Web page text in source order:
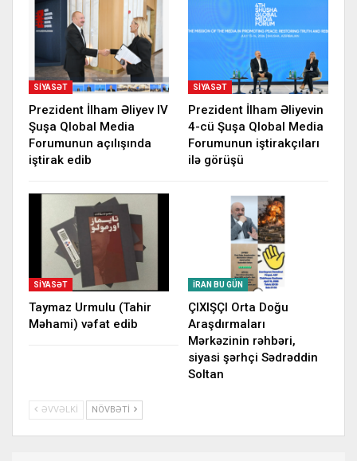
SIYASƏT
Prezident İlham Əliyev IV
Şuşa Qlobal Media
Forumunun açılışında
iştirak edib
SIYASƏT
Prezident İlham Əliyevin
4-cü Şuşa Qlobal Media
Forumunun iştirakçıları
ilə görüşü
SIYASƏT
Taymaz Urmulu (Tahir
Məhami) vəfat edib
İRAN BU GÜN
ÇIXIŞÇI Orta Doğu
Araşdırmaları
Mərkəzinin rəhbəri,
siyasi şərhçi Sədrəddin
Soltan
ƏVVƏLKI NÖVBƏTI